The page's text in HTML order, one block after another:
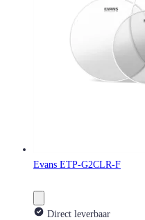
Evans ETP-G2CLR-F
Direct leverbaar